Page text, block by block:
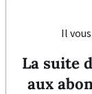
Il
La suite
aux